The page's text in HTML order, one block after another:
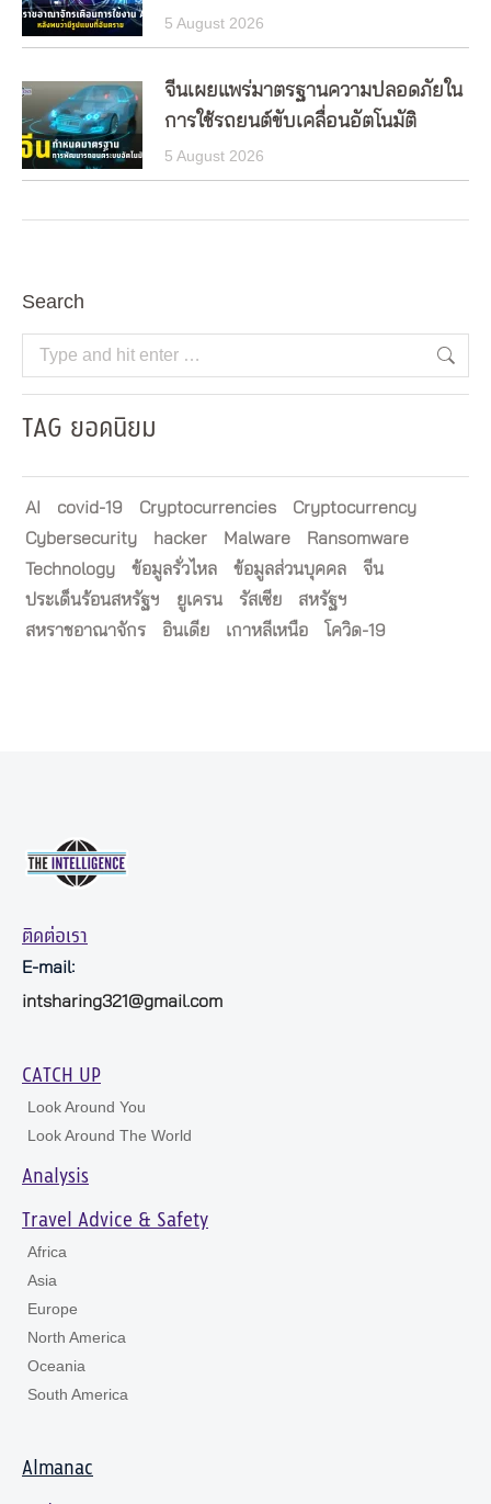
5 August 2026
จีนเผยแพร่มาตรฐานความปลอดภัยใน
การใช้รถยนต์ขับเคลื่อนอัตโนมัติ
5 August 2026
Search
Search:
TAG ยอดนิยม
AI covid-19 Cryptocurrencies
Cryptocurrency
Cybersecurity
hacker Malware
Ransomware
Technology
ข้อมูลรั่วไหล ข้อมูลส่วนบุคคล
จีน
ประเด็นร้อนสหรัฐฯ
ยูเครน รัสเซีย
สหรัฐฯ
สหราชอาณาจักร
อินเดีย เกาหลีเหนือ โควิด-19
ติดต่อเรา
E-mail:
intsharing321@gmail.com
CATCH UP
Look Around You
Look Around The World
Analysis
Travel Advice & Safety
Africa
Asia
Europe
North America
Oceania
South America
Almanac